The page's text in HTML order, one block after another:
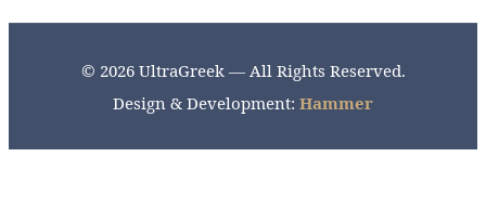
© 2026 UltraGreek — All Rights Reserved.
Design & Development: Hammer